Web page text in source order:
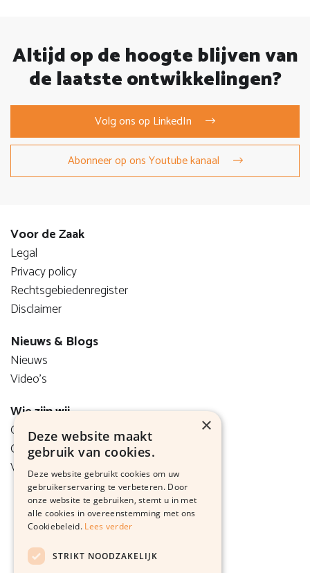
Altijd op de hoogte blijven van
de laatste ontwikkelingen?
Volg ons op LinkedIn
Abonneer op ons Youtube kanaal
Voor de Zaak
Legal
Privacy policy
Rechtsgebiedenregister
Disclaimer
Nieuws & Blogs
Nieuws
Video's
Wie zijn wij
Onze visie
Ons team
Vacatures
×
Deze website maakt
gebruik van cookies.
Deze website gebruikt cookies om uw
gebruikerservaring te verbeteren. Door
onze website te gebruiken, stemt u in met
alle cookies in overeenstemming met ons
Cookiebeleid. Lees verder
STRIKT NOODZAKELIJK